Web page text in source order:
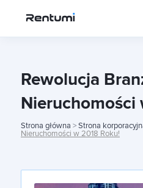
Korporacja
Rewolucja
Nieruchomości
Strona główna > Strona
Nieruchomości w 2018 Roku!